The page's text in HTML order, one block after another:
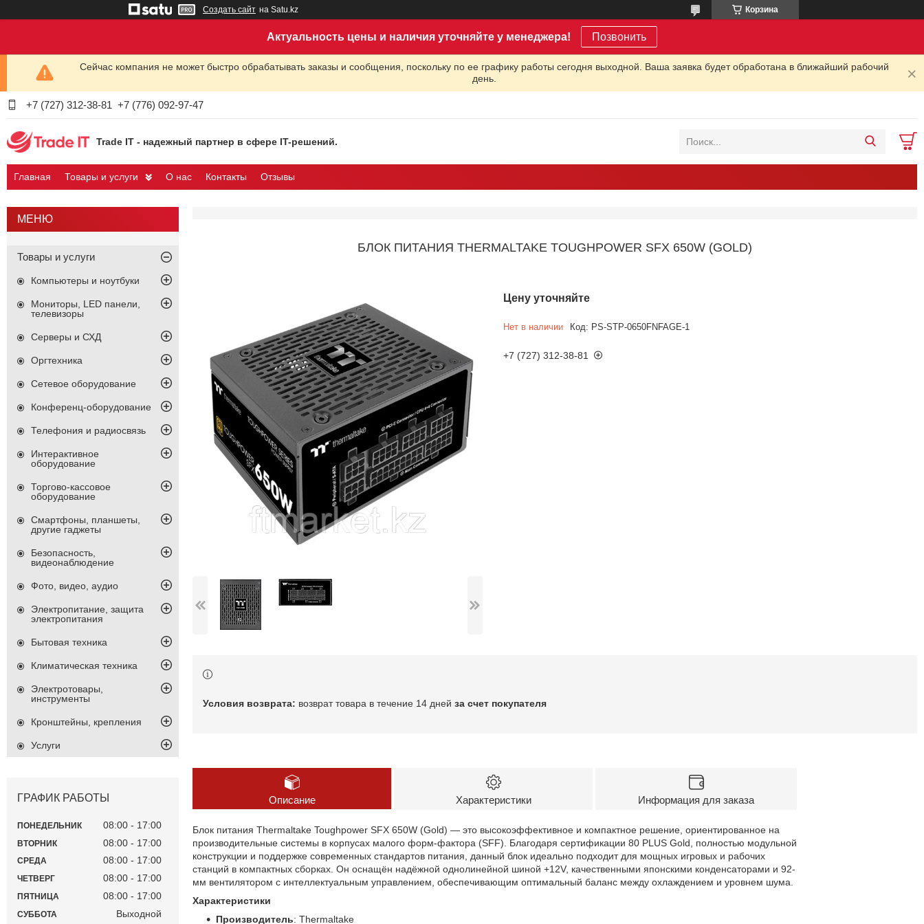
Создать сайт на Satu.kz Корзина
Актуальность цены и наличия уточняйте у менеджера! Позвонить
Сейчас компания не может быстро обрабатывать заказы и сообщения, поскольку по ее графику работы сегодня выходной. Ваша заявка будет обработана в ближайший рабочий
день.
+7 (727) 312-38-81 +7 (776) 092-97-47
Trade IT - надежный партнер в сфере IT-решений.
Главная Товары и услуги О нас Контакты Отзывы
БЛОК ПИТАНИЯ THERMALTAKE TOUGHPOWER SFX 650W (GOLD)
Цену уточняйте
Нет в наличии Код: PS-STP-0650FNFAGE-1
+7 (727) 312-38-81
возврат товара в течение 14 дней за счет покупателя
Описание Характеристики Информация для заказа
Блок питания Thermaltake Toughpower SFX 650W (Gold) — это высокоэффективное и компактное решение, ориентированное на
производительные системы в корпусах малого форм-фактора (SFF). Благодаря сертификации 80 PLUS Gold, полностью модульной
конструкции и поддержке современных стандартов питания, данный блок идеально подходит для мощных игровых и рабочих
станций в компактных сборках. Он оснащён надёжной однолинейной шиной +12V, качественными японскими конденсаторами и 92-
мм вентилятором с интеллектуальным управлением, обеспечивающим оптимальный баланс между охлаждением и уровнем шума.
Характеристики
Производитель: Thermaltake
Товары и услуги
Компьютеры и ноутбуки
Мониторы, LED панели,
телевизоры
Серверы и СХД
Оргтехника
Сетевое оборудование
Конференц-оборудование
Телефония и радиосвязь
Интерактивное
оборудование
Торгово-кассовое
оборудование
Смартфоны, планшеты,
другие гаджеты
Безопасность,
видеонаблюдение
Фото, видео, аудио
Электропитание, защита
электропитания
Бытовая техника
Климатическая техника
Электротовары,
инструменты
Кронштейны, крепления
Услуги
ГРАФИК РАБОТЫ
ПОНЕДЕЛЬНИК 08:00 17:00
ВТОРНИК 08:00 17:00
СРЕДА 08:00 17:00
ЧЕТВЕРГ 08:00 17:00
ПЯТНИЦА 08:00 17:00
СУББОТА Выходной